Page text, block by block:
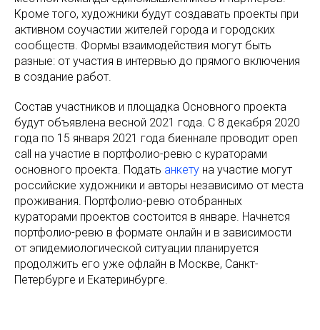
Кроме того, художники будут создавать проекты при
активном соучастии жителей города и городских
сообществ. Формы взаимодействия могут быть
разные: от участия в интервью до прямого включения
в создание работ.
Состав участников и площадка Основного проекта
будут объявлена весной 2021 года. С 8 декабря 2020
года по 15 января 2021 года биеннале проводит open
call на участие в портфолио-ревю с кураторами
основного проекта. Подать анкету на участие могут
российские художники и авторы независимо от места
проживания. Портфолио-ревю отобранных
кураторами проектов состоится в январе. Начнется
портфолио-ревю в формате онлайн и в зависимости
от эпидемиологической ситуации планируется
продолжить его уже офлайн в Москве, Санкт-
Петербурге и Екатеринбурге.